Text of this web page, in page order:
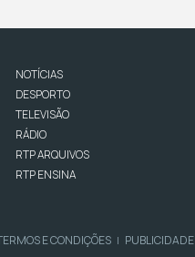
NOTÍCIAS
DESPORTO
TELEVISÃO
RÁDIO
RTP ARQUIVOS
RTP ENSINA
E CONDIÇÕES | PUBLICIDADE